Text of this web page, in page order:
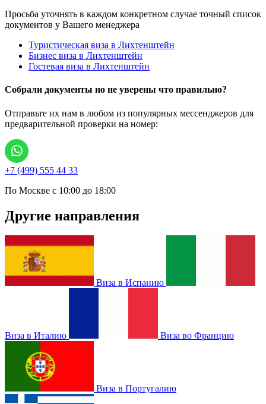
Просьба уточнять в каждом конкретном случае точный список
документов у Вашего менеджера
Туристическая виза в Лихтенштейн
Бизнес виза в Лихтенштейн
Гостевая виза в Лихтенштейн
Собрали документы но не уверены что правильно?
Отправьте их нам в любом из популярных мессенджеров для
предварительной проверки на номер:
+7 (499) 555 44 33
По Москве с 10:00 до 18:00
Другие направления
Виза в Испанию
Виза в Италию Виза во Францию
Виза в Португалию